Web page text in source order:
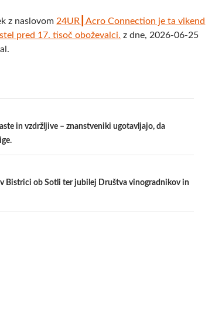
z naslovom 24UR┃Acro Connection je ta vikend
pred 17. tisoč oboževalci. z dne, 2026-06-25
in vzdržljive – znanstveniki ugotavljajo, da
Bistrici ob Sotli ter jubilej Društva vinogradnikov in